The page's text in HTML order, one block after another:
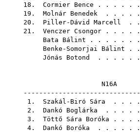
18. Cormier Bence . . . . .
19. Molnár Benedek . . . .
20. Piller-Dávid Marcell .
21. Venczer Csongor . . . .
Bata Bálint . . . . . .
Benke-Somorjai Bálint .
Jónás Botond
. . . . .
1. Szakál-Biró Sára . . .
2. Dankó Boglárka . . . .
3. Töttő Sára Boróka . . .
4. Dankó Boróka . . . . .